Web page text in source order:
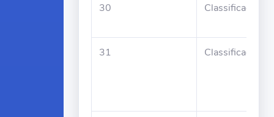
30 Classificado
31 Classificado